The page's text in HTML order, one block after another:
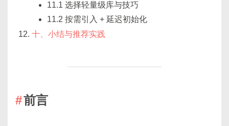
11.1 选择轻量级库与技巧
11.2 按需引入 + 延迟初始化
十、小结与推荐实践
前言